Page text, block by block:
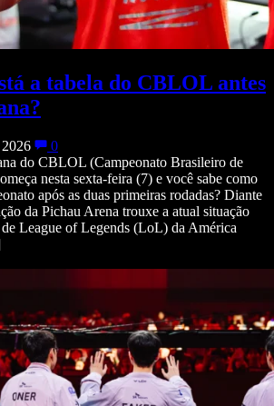
a tabela do CBLOL antes
0
do CBLOL (Campeonato Brasileiro de
nesta sexta-feira (7) e você sabe como
após as duas primeiras rodadas? Diante
da Pichau Arena trouxe a atual situação
League of Legends (LoL) da América